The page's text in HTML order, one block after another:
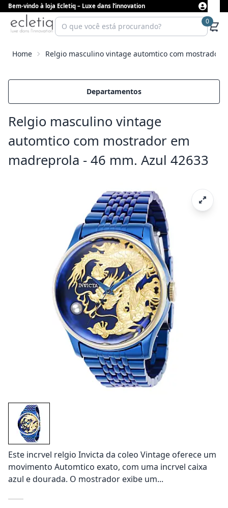
Bem-vindo à loja Ecletiq – Luxe dans l’innovation
0
Home Relgio masculino vintage automtico com mostrador
Departamentos
Relgio masculino vintage
automtico com mostrador em
madreprola - 46 mm. Azul 42633
Este incrvel relgio Invicta da coleo Vintage oferece um
movimento Automtico exato, com uma incrvel caixa
azul e dourada. O mostrador exibe um...